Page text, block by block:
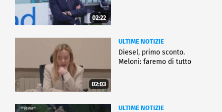
02:22
02:03
ULTIME NOTIZIE
Diesel, primo sconto.
Meloni: faremo di tutto
ULTIME NOTIZIE